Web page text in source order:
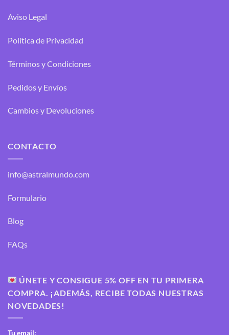
Aviso Legal
Política de Privacidad
Términos y Condiciones
Pedidos y Envíos
Cambios y Devoluciones
CONTACTO
info@astralmundo.com
Formulario
Blog
FAQs
ÚNETE Y CONSIGUE 5% OFF EN TU PRIMERA
COMPRA. ¡ADEMÁS, RECIBE TODAS NUESTRAS
NOVEDADES!
Tu email: